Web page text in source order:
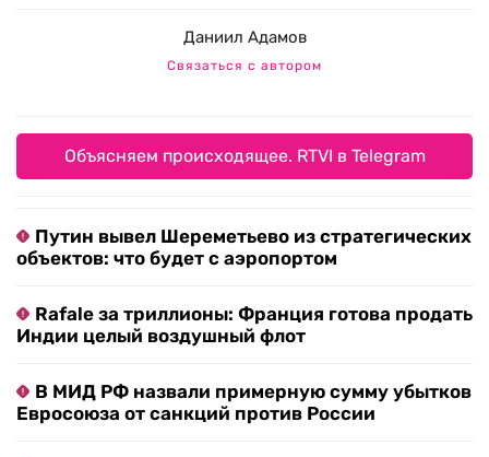
Даниил Адамов
Связаться с автором
Объясняем происходящее. RTVI в Telegram
Путин вывел Шереметьево из стратегических
объектов: что будет с аэропортом
Rafale за триллионы: Франция готова продать
Индии целый воздушный флот
В МИД РФ назвали примерную сумму убытков
Евросоюза от санкций против России